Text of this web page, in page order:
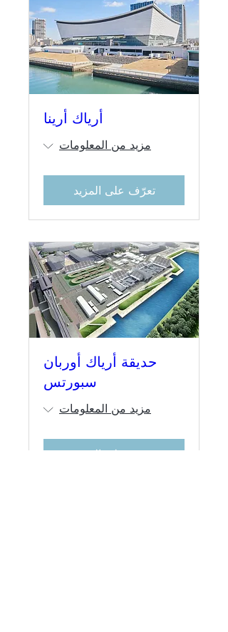
أرياك أرينا
مزيد من المعلومات
تعرّف على المزيد
حديقة أرياك أوربان
سبورتس
مزيد من المعلومات
تعرّف على المزيد